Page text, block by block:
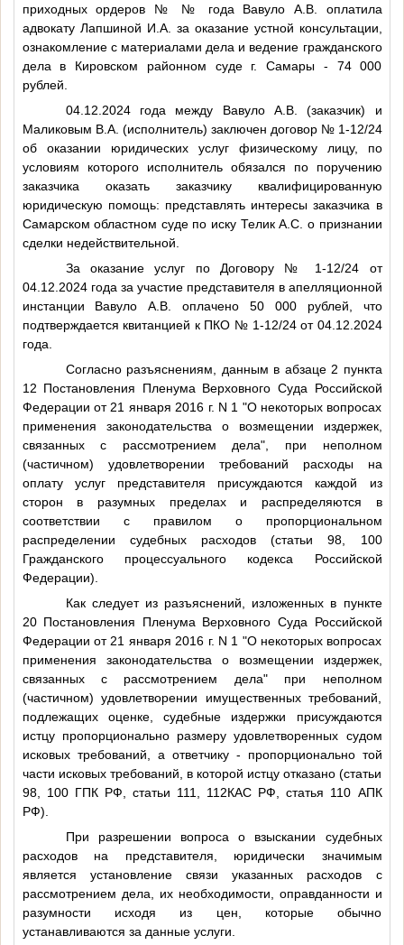
приходных ордеров № №
года Вавуло А.В. оплатила
адвокату Лапшиной И.А. за оказание устной консультации,
ознакомление с материалами дела и ведение гражданского
дела в Кировском районном суде г. Самары - 74 000
рублей.
04.12.2024 года между Вавуло А.В. (заказчик) и
Маликовым В.А. (исполнитель) заключен договор № 1-12/24
об оказании юридических услуг физическому лицу, по
условиям которого исполнитель обязался по поручению
заказчика оказать заказчику квалифицированную
юридическую помощь: представлять интересы заказчика в
Самарском областном суде по иску Телик А.С. о признании
сделки недействительной.
За оказание услуг по Договору № 1-12/24 от
04.12.2024 года за участие представителя в апелляционной
инстанции Вавуло А.В. оплачено 50 000 рублей, что
подтверждается квитанцией к ПКО № 1-12/24 от 04.12.2024
года.
Согласно разъяснениям, данным в абзаце 2 пункта
12 Постановления Пленума Верховного Суда Российской
Федерации от 21 января 2016 г. N 1 "О некоторых вопросах
применения законодательства о возмещении издержек,
связанных с рассмотрением дела", при неполном
(частичном) удовлетворении требований расходы на
оплату услуг представителя присуждаются каждой из
сторон в разумных пределах и распределяются в
соответствии с правилом о пропорциональном
распределении судебных расходов (статьи 98, 100
Гражданского процессуального кодекса Российской
Федерации).
Как следует из разъяснений, изложенных в пункте
20 Постановления Пленума Верховного Суда Российской
Федерации от 21 января 2016 г. N 1 "О некоторых вопросах
применения законодательства о возмещении издержек,
связанных с рассмотрением дела" при неполном
(частичном) удовлетворении имущественных требований,
подлежащих оценке, судебные издержки присуждаются
истцу пропорционально размеру удовлетворенных судом
исковых требований, а ответчику - пропорционально той
части исковых требований, в которой истцу отказано (статьи
98, 100 ГПК РФ, статьи 111, 112КАС РФ, статья 110 АПК
РФ).
При разрешении вопроса о взыскании судебных
расходов на представителя, юридически значимым
является установление связи указанных расходов с
рассмотрением дела, их необходимости, оправданности и
разумности исходя из цен, которые обычно
устанавливаются за данные услуги.